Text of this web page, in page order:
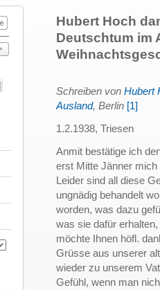
Hubert Hoch
Deutschtum im
Schreiben von Hubert
Ausland, Berlin [1]
1.2.1938, Triesen
Anmit bestätige ich
erst Mitte Jänner
Leider sind all diese
ungnädig behandelt
worden, was dazu
was sie dafür
möchte Ihnen höfl.
Grüsse aus unserer
wieder zu unserem
Gefühl, wenn man